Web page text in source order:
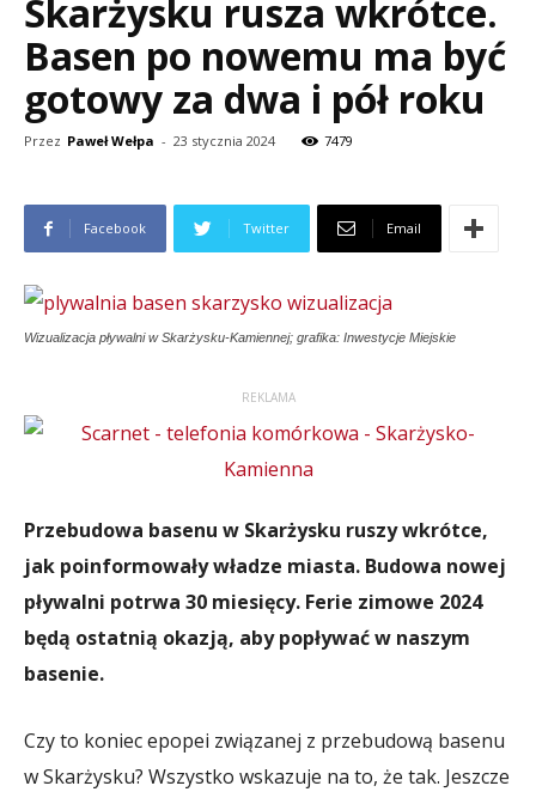
Skarżysku rusza wkrótce.
Basen po nowemu ma być
gotowy za dwa i pół roku
Przez Paweł Wełpa - 23 stycznia 2024 7479
Facebook Twitter Email
Wizualizacja pływalni w Skarżysku-Kamiennej; grafika: Inwestycje Miejskie
REKLAMA
Przebudowa basenu w Skarżysku ruszy wkrótce,
jak poinformowały władze miasta. Budowa nowej
pływalni potrwa 30 miesięcy. Ferie zimowe 2024
będą ostatnią okazją, aby popływać w naszym
basenie.
Czy to koniec epopei związanej z przebudową basenu
w Skarżysku? Wszystko wskazuje na to, że tak. Jeszcze